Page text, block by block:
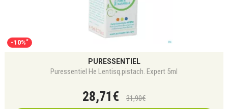
-10%*
PURESSENTIEL
Puressentiel He Lentisq.pistach. Expert 5ml
28,71€ 31,90€